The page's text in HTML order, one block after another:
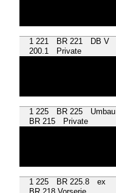
1 221 BR 221 DB V
200.1 Private
1 225 BR 225 Umbau
BR 215 Private
1 225 BR 225.8 ex